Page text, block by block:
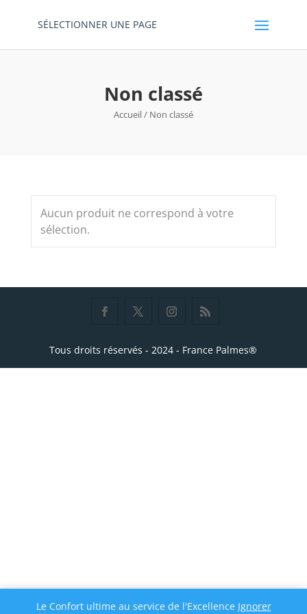
Le Confort ultime au service de l'Excellence Ignorer
SÉLECTIONNER UNE PAGE
Non classé
Accueil/ Non classé
Aucun produit ne correspond à votre
sélection.
Tous droits réservés - 2024 - France Palmes®